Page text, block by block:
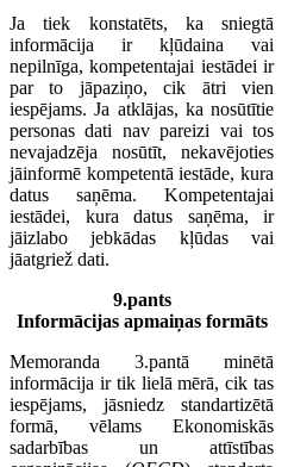
Ja tiek konstatēts, ka sniegtā
informācija ir kļūdaina vai
nepilnīga, kompetentajai iestādei ir
par to jāpaziņo, cik ātri vien
iespējams. Ja atklājas, ka nosūtītie
personas dati nav pareizi vai tos
nevajadzēja nosūtīt, nekavējoties
jāinformē kompetentā iestāde, kura
datus saņēma. Kompetentajai
iestādei, kura datus saņēma, ir
jāizlabo jebkādas kļūdas vai
jāatgriež dati.
9.pants
Informācijas apmaiņas formāts
Memoranda 3.pantā minētā
informācija ir tik lielā mērā, cik tas
iespējams, jāsniedz standartizētā
formā, vēlams Ekonomiskās
sadarbības un attīstības